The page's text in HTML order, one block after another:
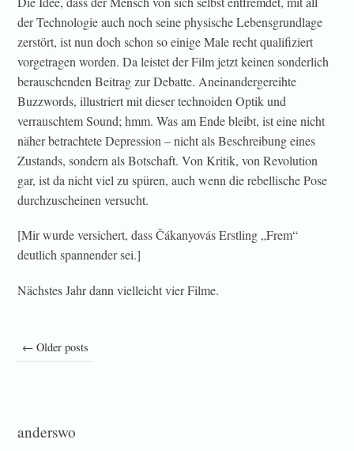
der Technologie auch noch seine physische Lebensgrundlage
zerstört, ist nun doch schon so einige Male recht qualifiziert
vorgetragen worden. Da leistet der Film jetzt keinen sonderlich
berauschenden Beitrag zur Debatte. Aneinandergereihte
Buzzwords, illustriert mit dieser technoiden Optik und
verrauschtem Sound; hmm. Was am Ende bleibt, ist eine nicht
näher betrachtete Depression – nicht als Beschreibung eines
Zustands, sondern als Botschaft. Von Kritik, von Revolution
gar, ist da nicht viel zu spüren, auch wenn die rebellische Pose
durchzuscheinen versucht.
[Mir wurde versichert, dass Čákanyovás Erstling „Frem“
deutlich spannender sei.]
Nächstes Jahr dann vielleicht vier Filme.
← Older posts
anderswo